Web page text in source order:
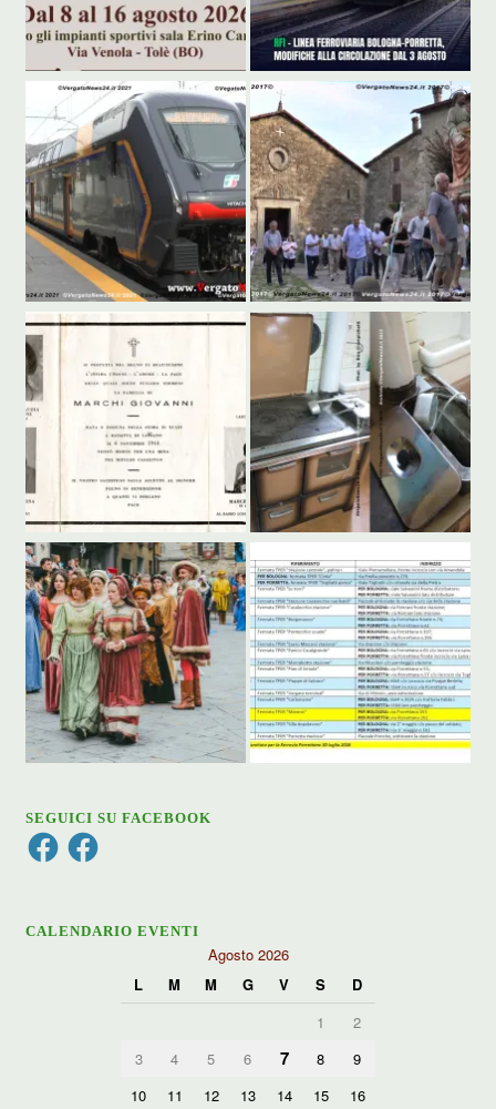
SEGUICI SU FACEBOOK
FacebookFacebook
CALENDARIO EVENTI
Agosto 2026
L
M M G V S
D
1
2
3
4 5 6 7 8
9
10
11 12 13 14 15
16